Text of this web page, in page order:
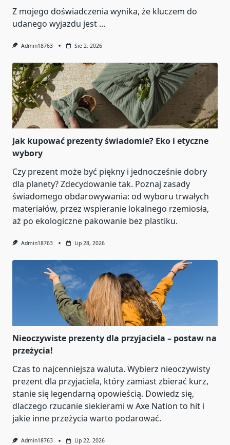
Z mojego doświadczenia wynika, że kluczem do
udanego wyjazdu jest ...
Admin18763 Sie 2, 2026
Jak kupować prezenty świadomie? Eko i etyczne
wybory
Czy prezent może być piękny i jednocześnie dobry
dla planety? Zdecydowanie tak. Poznaj zasady
świadomego obdarowywania: od wyboru trwałych
materiałów, przez wspieranie lokalnego rzemiosła,
aż po ekologiczne pakowanie bez plastiku.
Admin18763 Lip 28, 2026
Nieoczywiste prezenty dla przyjaciela – postaw na
przeżycia!
Czas to najcenniejsza waluta. Wybierz nieoczywisty
prezent dla przyjaciela, który zamiast zbierać kurz,
stanie się legendarną opowieścią. Dowiedz się,
dlaczego rzucanie siekierami w Axe Nation to hit i
jakie inne przeżycia warto podarować.
Admin18763 Lip 22, 2026